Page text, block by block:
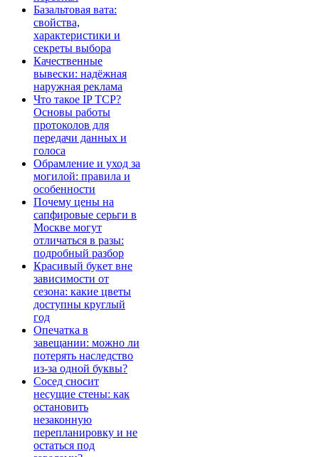
Базальтовая вата:
свойства,
характеристики и
секреты выбора
Качественные
вывески: надёжная
наружная реклама
Что такое IP TCP?
Основы работы
протоколов для
передачи данных и
голоса
Обрамление и уход за
могилой: правила и
особенности
Почему цены на
сапфировые серьги в
Москве могут
отличаться в разы:
подробный разбор
Красивый букет вне
зависимости от
сезона: какие цветы
доступны круглый
год
Опечатка в
завещании: можно ли
потерять наследство
из-за одной буквы?
Сосед сносит
несущие стены: как
остановить
незаконную
перепланировку и не
остаться под